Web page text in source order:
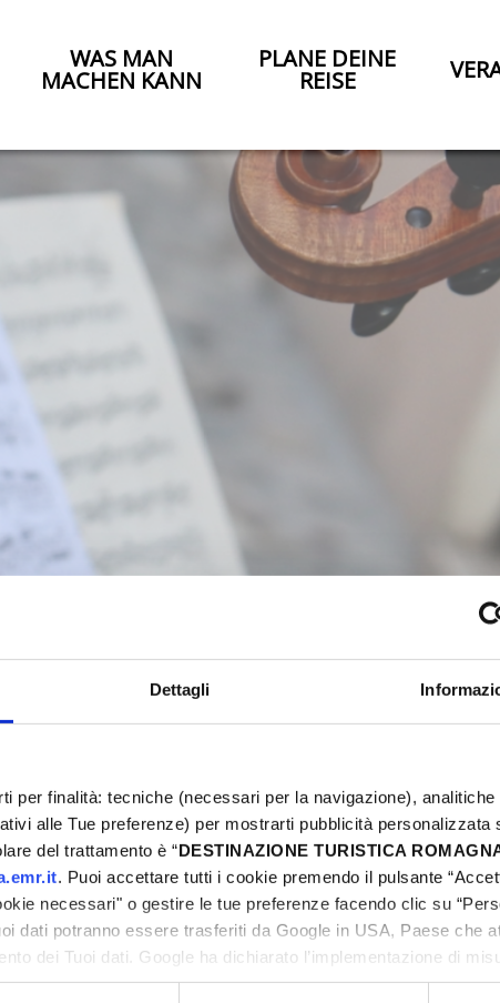
Dettagli
per finalità: tecniche (necessari per la navigazione),
alle Tue preferenze) per mostrarti pubblicità personalizzata
del trattamento è “DESTINAZIONE TURISTICA
. Puoi accettare tutti i cookie premendo il pulsante
necessari" o gestire le tue preferenze facendo clic su
dati potranno essere trasferiti da Google in USA, Paese che
dei Tuoi dati. Google ha dichiarato l’implementazione di
valutato essere sufficienti.
WAS MAN
MACHEN KANN
PLANE DEINE
REISE
Primavera 2025